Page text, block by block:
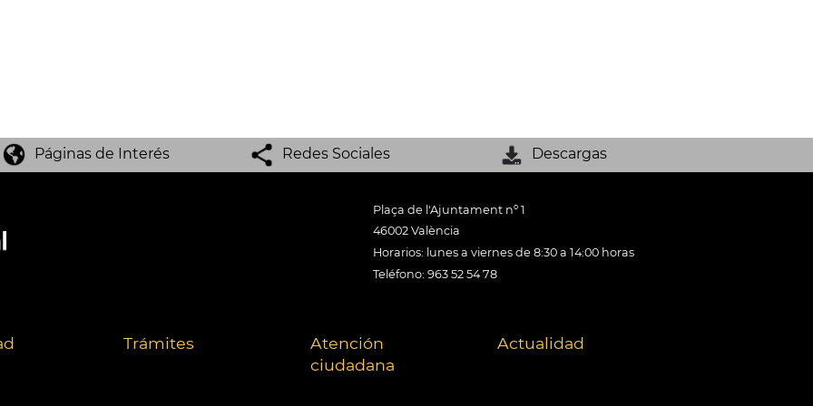
Páginas de Interés Redes Sociales Descargas
Plaça de l'Ajuntament nº 1
46002 València
Horarios: lunes a viernes de 8:30 a 14:00 horas
Teléfono: 963 52 54 78
Trámites
Atención
ciudadana
Actualidad